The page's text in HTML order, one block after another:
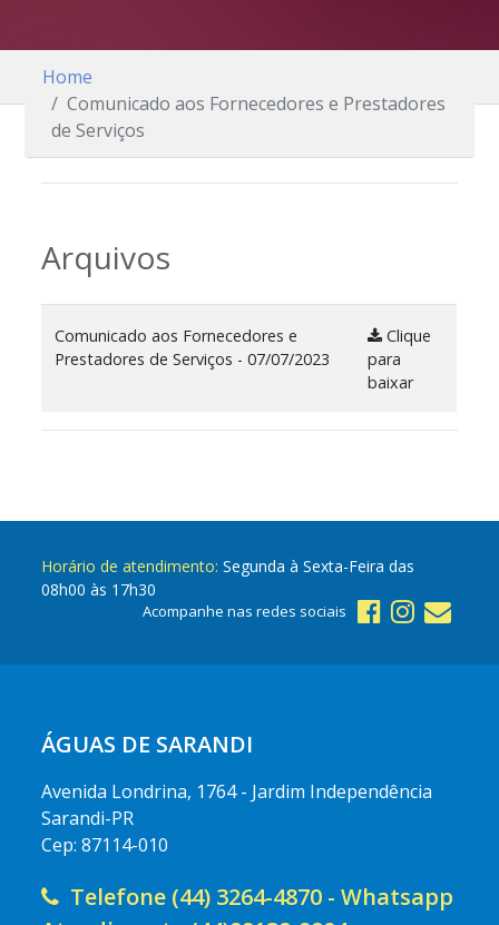
Home
Comunicado aos Fornecedores e Prestadores
de Serviços
Arquivos
Comunicado aos Fornecedores e
Prestadores de Serviços - 07/07/2023
Clique
para
baixar
Horário de atendimento: Segunda à Sexta-Feira das
08h00 às 17h30
Acompanhe nas redes sociais
ÁGUAS DE SARANDI
Avenida Londrina, 1764 - Jardim Independência
Sarandi-PR
Cep: 87114-010
Telefone (44) 3264-4870 - Whatsapp